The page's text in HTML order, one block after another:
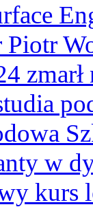
Piotr
w
kurs